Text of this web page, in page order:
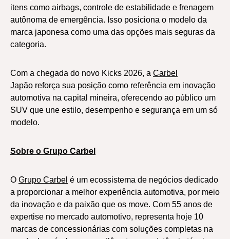
itens como airbags, controle de estabilidade e frenagem
autônoma de emergência. Isso posiciona o modelo da
marca japonesa como uma das opções mais seguras da
categoria.
Com a chegada do novo Kicks 2026, a Carbel
Japão reforça sua posição como referência em inovação
automotiva na capital mineira, oferecendo ao público um
SUV que une estilo, desempenho e segurança em um só
modelo.
Sobre o Grupo Carbel
O Grupo Carbel é um ecossistema de negócios dedicado
a proporcionar a melhor experiência automotiva, por meio
da inovação e da paixão que os move. Com 55 anos de
expertise no mercado automotivo, representa hoje 10
marcas de concessionárias com soluções completas na